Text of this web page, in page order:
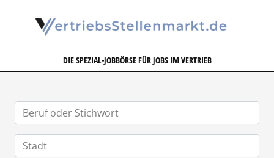
DIE SPEZIAL-JOBBÖRSE FÜR JOBS IM VERTRIEB